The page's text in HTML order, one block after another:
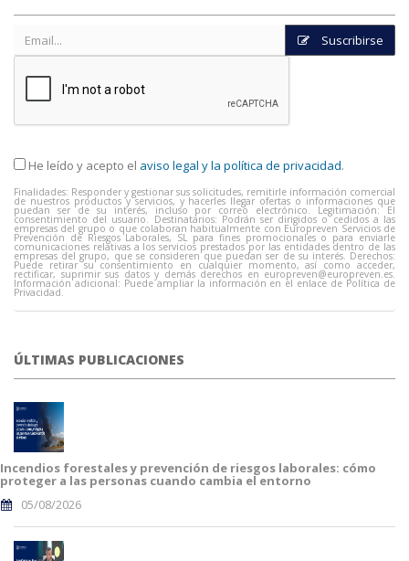
Suscribirse
He leído y acepto el aviso legal y la política de privacidad.
Finalidades: Responder y gestionar sus solicitudes, remitirle información comercial
de nuestros productos y servicios, y hacerles llegar ofertas o informaciones que
puedan ser de su interés, incluso por correo electrónico. Legitimación: El
consentimiento del usuario. Destinatarios: Podrán ser dirigidos o cedidos a las
empresas del grupo o que colaboran habitualmente con Europreven Servicios de
Prevención de Riesgos Laborales, SL para fines promocionales o para enviarle
comunicaciones relativas a los servicios prestados por las entidades dentro de las
empresas del grupo, que se consideren que puedan ser de su interés. Derechos:
Puede retirar su consentimiento en cualquier momento, así como acceder,
rectificar, suprimir sus datos y demás derechos en europreven@europreven.es.
Información adicional: Puede ampliar la información en el enlace de Política de
Privacidad.
ÚLTIMAS PUBLICACIONES
Incendios forestales y prevención de riesgos laborales: cómo
proteger a las personas cuando cambia el entorno
05/08/2026